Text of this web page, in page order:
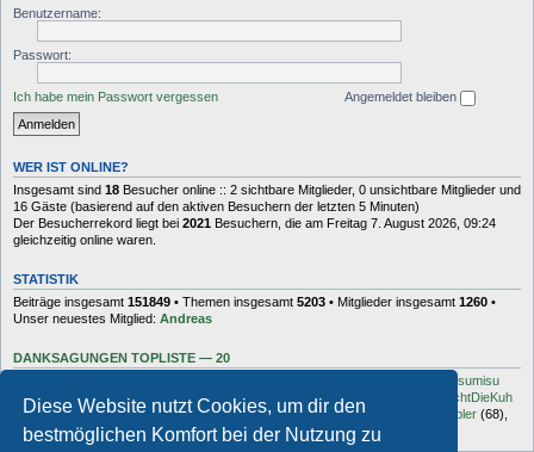
Diese Website nutzt Cookies, um dir den
bestmöglichen Komfort bei der Nutzung zu
Benutzername:
Passwort:
Ich habe mein Passwort vergessen Angemeldet bleiben
WER IST ONLINE?
Insgesamt sind 18 Besucher online :: 2 sichtbare Mitglieder, 0 unsichtbare Mitglieder und
16 Gäste (basierend auf den aktiven Besuchern der letzten 5 Minuten)
Der Besucherrekord liegt bei 2021 Besuchern, die am Freitag 7. August 2026, 09:24
gleichzeitig online waren.
STATISTIK
Beiträge insgesamt 151849 • Themen insgesamt 5203 • Mitglieder insgesamt 1260 •
Unser neuestes Mitglied: Andreas
DANKSAGUNGEN TOPLISTE — 20
sumisu
(125),
Elton (125), Charles_Robotnik (124), markus.whatever
MuhMachtDieKuh
(94),Pommes(91),rulaman(80),Hooge(77),Öröc(71),zokker000 vfbler (68),
Janaldo(65),unkow(65),häxe(56),DocBrown(56)